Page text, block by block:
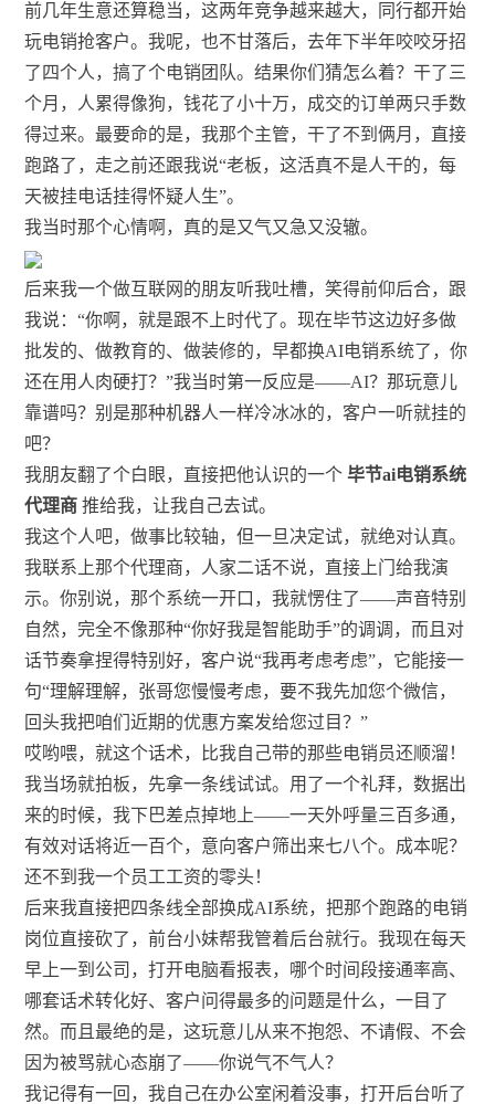
前几年生意还算稳当，这两年竞争越来越大，同行都开始
玩电销抢客户。我呢，也不甘落后，去年下半年咬咬牙招
了四个人，搞了个电销团队。结果你们猜怎么着？干了三
个月，人累得像狗，钱花了小十万，成交的订单两只手数
得过来。最要命的是，我那个主管，干了不到俩月，直接
跑路了，走之前还跟我说“老板，这活真不是人干的，每
天被挂电话挂得怀疑人生”。
我当时那个心情啊，真的是又气又急又没辙。
后来我一个做互联网的朋友听我吐槽，笑得前仰后合，跟
我说：“你啊，就是跟不上时代了。现在毕节这边好多做
批发的、做教育的、做装修的，早都换AI电销系统了，你
还在用人肉硬打？”我当时第一反应是——AI？那玩意儿
靠谱吗？别是那种机器人一样冷冰冰的，客户一听就挂的
吧？
我朋友翻了个白眼，直接把他认识的一个毕节ai电销系统
代理商 推给我，让我自己去试。
我这个人吧，做事比较轴，但一旦决定试，就绝对认真。
我联系上那个代理商，人家二话不说，直接上门给我演
示。你别说，那个系统一开口，我就愣住了——声音特别
自然，完全不像那种“你好我是智能助手”的调调，而且对
话节奏拿捏得特别好，客户说“我再考虑考虑”，它能接一
句“理解理解，张哥您慢慢考虑，要不我先加您个微信，
回头我把咱们近期的优惠方案发给您过目？”
哎哟喂，就这个话术，比我自己带的那些电销员还顺溜！
我当场就拍板，先拿一条线试试。用了一个礼拜，数据出
来的时候，我下巴差点掉地上——一天外呼量三百多通，
有效对话将近一百个，意向客户筛出来七八个。成本呢？
还不到我一个员工工资的零头！
后来我直接把四条线全部换成AI系统，把那个跑路的电销
岗位直接砍了，前台小妹帮我管着后台就行。我现在每天
早上一到公司，打开电脑看报表，哪个时间段接通率高、
哪套话术转化好、客户问得最多的问题是什么，一目了
然。而且最绝的是，这玩意儿从来不抱怨、不请假、不会
因为被骂就心态崩了——你说气不气人？
我记得有一回，我自己在办公室闲着没事，打开后台听了